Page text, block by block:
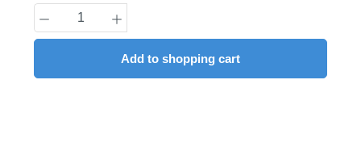
Product Quantity: Enter the desired
Add to shopping cart